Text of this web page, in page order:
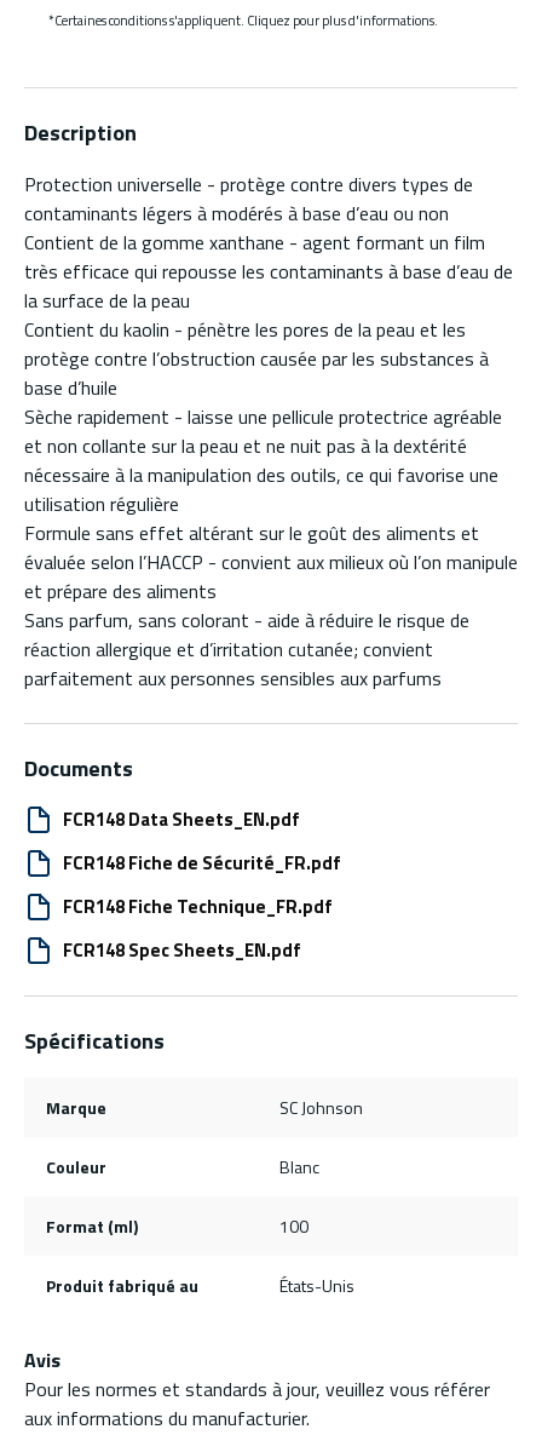
*Certaines conditions s'appliquent. Cliquez pour plus d'informations.
Description
Protection universelle - protège contre divers types de
contaminants légers à modérés à base d’eau ou non
Contient de la gomme xanthane - agent formant un film
très efficace qui repousse les contaminants à base d’eau de
la surface de la peau
Contient du kaolin - pénètre les pores de la peau et les
protège contre l’obstruction causée par les substances à
base d’huile
Sèche rapidement - laisse une pellicule protectrice agréable
et non collante sur la peau et ne nuit pas à la dextérité
nécessaire à la manipulation des outils, ce qui favorise une
utilisation régulière
Formule sans effet altérant sur le goût des aliments et
évaluée selon l’HACCP - convient aux milieux où l’on manipule
et prépare des aliments
Sans parfum, sans colorant - aide à réduire le risque de
réaction allergique et d’irritation cutanée; convient
parfaitement aux personnes sensibles aux parfums
Documents
FCR148 Data Sheets_EN.pdf
FCR148 Fiche de Sécurité_FR.pdf
FCR148 Fiche Technique_FR.pdf
FCR148 Spec Sheets_EN.pdf
Spécifications
Marque SC Johnson
Couleur Blanc
Format (ml) 100
Produit fabriqué au États-Unis
Avis
Pour les normes et standards à jour, veuillez vous référer
aux informations du manufacturier.